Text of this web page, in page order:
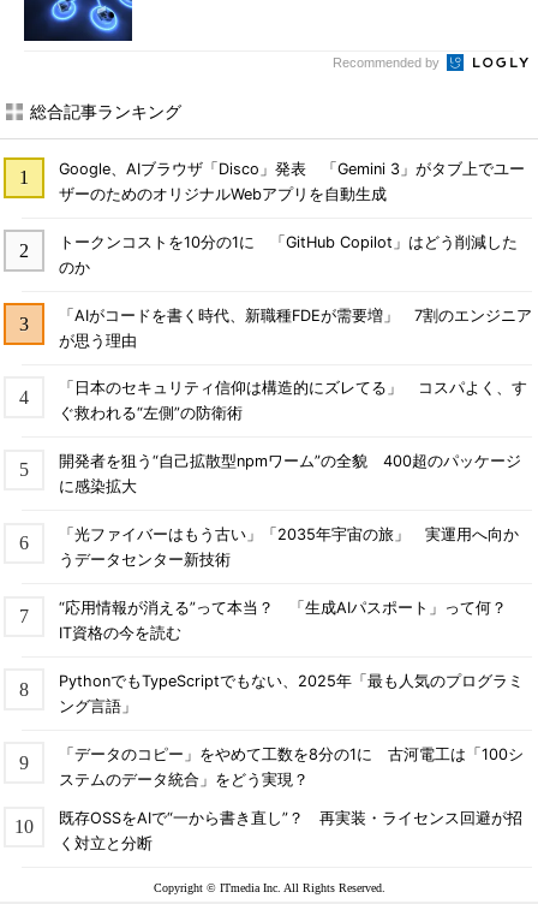
Recommended by
総合記事ランキング
Google、AIブラウザ「Disco」発表 「Gemini 3」がタブ上でユー
ザーのためのオリジナルWebアプリを自動生成
トークンコストを10分の1に 「GitHub Copilot」はどう削減した
のか
「AIがコードを書く時代、新職種FDEが需要増」 7割のエンジニア
が思う理由
「日本のセキュリティ信仰は構造的にズレてる」 コスパよく、す
ぐ救われる“左側”の防衛術
開発者を狙う“自己拡散型npmワーム”の全貌 400超のパッケージ
に感染拡大
「光ファイバーはもう古い」「2035年宇宙の旅」 実運用へ向か
うデータセンター新技術
“応用情報が消える”って本当？ 「生成AIパスポート」って何？
IT資格の今を読む
PythonでもTypeScriptでもない、2025年「最も人気のプログラミ
ング言語」
「データのコピー」をやめて工数を8分の1に 古河電工は「100シ
ステムのデータ統合」をどう実現？
既存OSSをAIで“一から書き直し”？ 再実装・ライセンス回避が招
く対立と分断
Copyright © ITmedia Inc. All Rights Reserved.